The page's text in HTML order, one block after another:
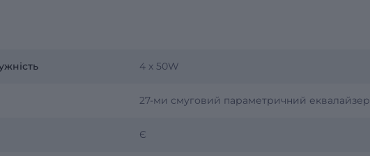
4 x 50W
27-ми смуговий параметричний еквалайзер
Є